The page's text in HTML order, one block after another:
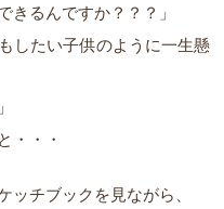
きるんですか？？？」
したい子供のように一生懸
・・・
ッチブックを見ながら、